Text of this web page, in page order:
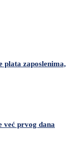
plata zaposlenima,
već prvog dana